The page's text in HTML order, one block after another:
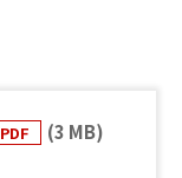
PDF (3 MB)